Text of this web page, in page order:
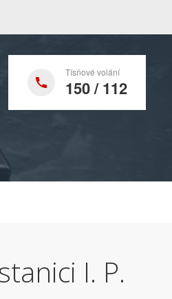
Tísňové volání
150 / 112
I. P.